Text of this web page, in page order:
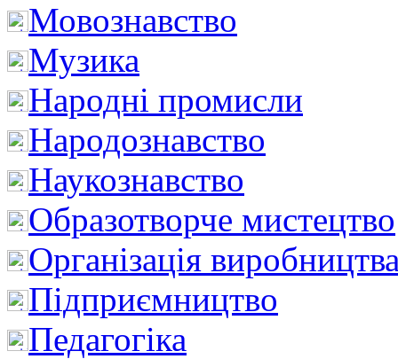
Мовознавство
Музика
Народні промисли
Народознавство
Наукознавство
Образотворче мистецтво
Організація
Підприємництво
Педагогіка